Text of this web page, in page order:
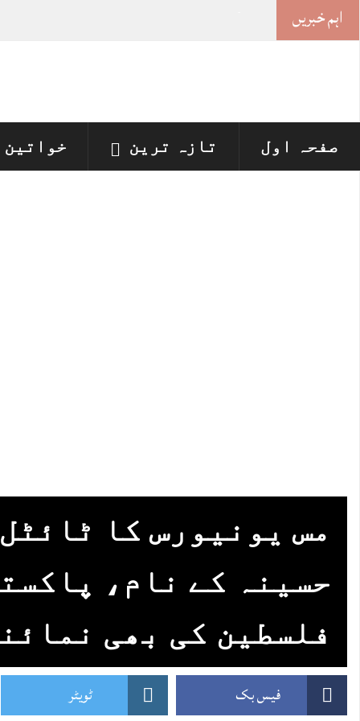
اہم خبریں
صفحہ اول تازہ ترین خواتین
مس یونیورس کا
حسینہ کے نام،
فلسطین کی بھی
فیس بک ٹویٹر